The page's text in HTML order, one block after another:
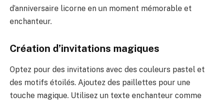
d’anniversaire licorne en un moment mémorable et
enchanteur.
Création d’invitations magiques
Optez pour des invitations avec des couleurs pastel et
des motifs étoilés. Ajoutez des paillettes pour une
touche magique. Utilisez un texte enchanteur comme